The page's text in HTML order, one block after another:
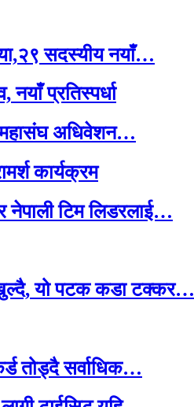
सदस्यीय नयाँ…
प्रतिस्पर्धा
महासंघ अधिवेशन…
कार्यक्रम
नेपाली टिम लिडरलाई…
खुल्दै, यो पटक कडा टक्कर…
तोड्दै सर्वाधिक…